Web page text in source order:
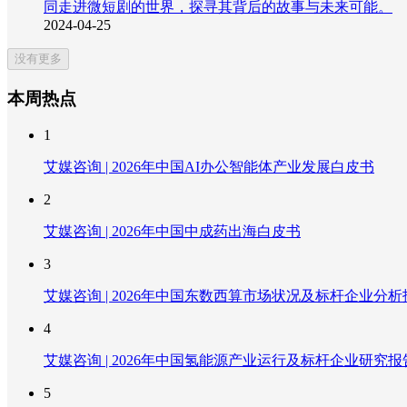
同走进微短剧的世界，探寻其背后的故事与未来可能。
2024-04-25
没有更多
本周热点
1
艾媒咨询 | 2026年中国AI办公智能体产业发展白皮书
2
艾媒咨询 | 2026年中国中成药出海白皮书
3
艾媒咨询 | 2026年中国东数西算市场状况及标杆企业分析
4
艾媒咨询 | 2026年中国氢能源产业运行及标杆企业研究报
5